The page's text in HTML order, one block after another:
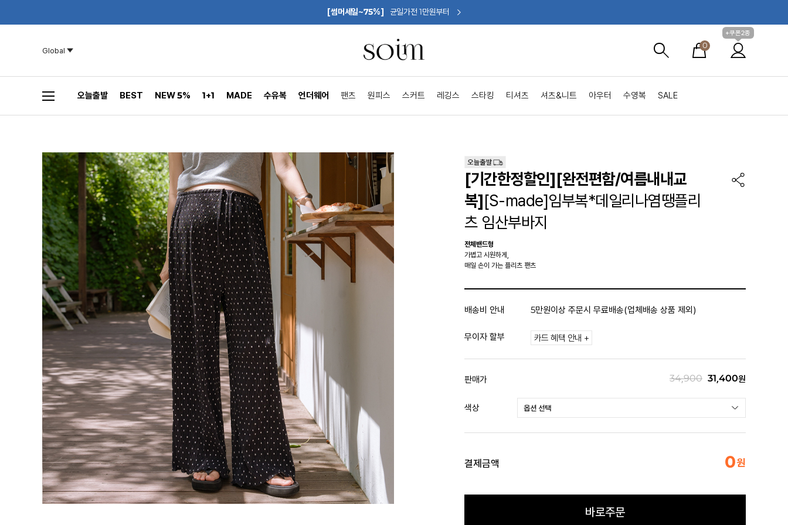
[썸머세일~75%] 균일가전 1만원부터
Global
0
+쿠폰2종
오늘출발 BEST NEW 5% 1+1 MADE 수유복 언더웨어 팬츠 원피스 스커트 레깅스 스타킹 티셔츠 셔츠&니트 아우터 수영복 SALE
[기간한정할인][완전편함/여름내내교
복][S-made]임부복*데일리나염땡플리
츠 임산부바지
전체밴드형
가볍고 시원하게,
매일 손이 가는 플리츠 팬츠
배송비 안내 5만원이상 주문시 무료배송(업체배송 상품 제외)
무이자 할부 카드 혜택 안내 +
판매가 34,900 31,400원
색상
결제금액 0원
바로주문